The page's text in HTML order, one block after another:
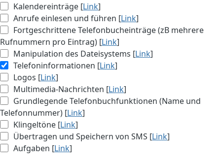
Kalendereinträge [Link]
Anrufe einlesen und führen [Link]
Fortgeschrittene Telefonbucheinträge (zB mehrere
Rufnummern pro Eintrag) [Link]
Manipulation des Dateisystems [Link]
Telefoninformationen [Link]
Logos [Link]
Multimedia-Nachrichten [Link]
Grundlegende Telefonbuchfunktionen (Name und
Telefonnummer) [Link]
Klingeltöne [Link]
Übertragen und Speichern von SMS [Link]
Aufgaben [Link]